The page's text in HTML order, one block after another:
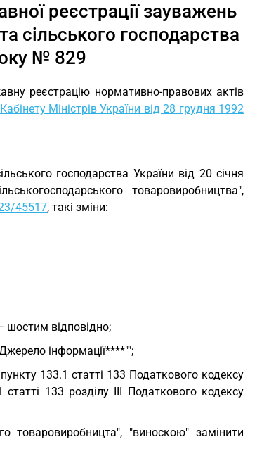
реєстрації зауважень
сільського господарства
№ 829
реєстрацію нормативно-правових актів
Міністрів України від 28 грудня 1992
господарства України від 20 січня
товаровиробництва",
45517, такі зміни:
шостим відповідно;
інформації****"";
133.1 статті 133 Податкового кодексу
133 розділу ІІІ Податкового кодексу
товаровиробницта", "виноскою" замінити